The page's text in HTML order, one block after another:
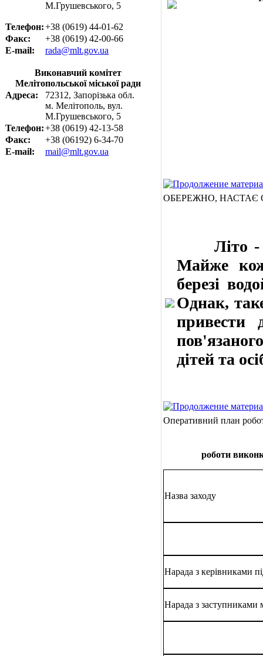
М.Грушевського, 5
Телефон:+38 (0619) 44-01-62
Факс:
+38 (0619) 42-00-66
E-mail:
rada@mlt.gov.ua
Виконавчий комітет
Мелітопольської міської ради
Адреса:
72312, Запорізька обл.
м. Мелітополь, вул.
М.Грушевського, 5
Телефон:+38 (0619) 42-13-58
Факс:
+38 (06192) 6-34-70
E-mail:
mail@mlt.gov.ua
ОБЕРЕЖНО, НАСТАЄ
Літо - це
Майже
березі
Однак,
привести
дітей та
Оперативний план
роботи
Назва заходу
Нарада з керівниками
Нарада з заступниками